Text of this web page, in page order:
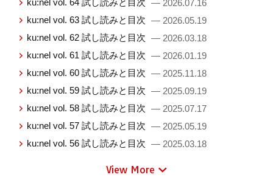
— 2026.07.16
ku:nel vol. 63 試し読みと目次 — 2026.05.19
ku:nel vol. 62 試し読みと目次 — 2026.03.18
ku:nel vol. 61 試し読みと目次 — 2026.01.19
ku:nel vol. 60 試し読みと目次 — 2025.11.18
ku:nel vol. 59 試し読みと目次 — 2025.09.19
ku:nel vol. 58 試し読みと目次 — 2025.07.17
ku:nel vol. 57 試し読みと目次 — 2025.05.19
ku:nel vol. 56 試し読みと目次 — 2025.03.18
View More